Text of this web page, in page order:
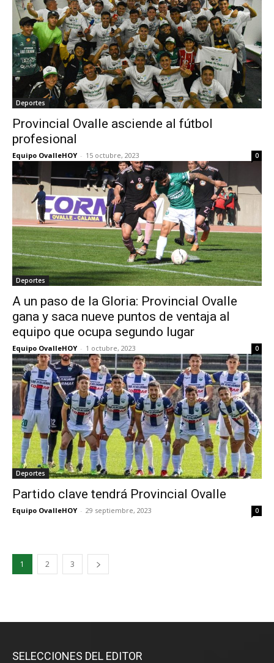
Deportes
Provincial Ovalle asciende al fútbol
profesional
Equipo OvalleHOY - 15 octubre, 2023 0
Deportes
A un paso de la Gloria: Provincial Ovalle
gana y saca nueve puntos de ventaja al
equipo que ocupa segundo lugar
Equipo OvalleHOY - 1 octubre, 2023 0
Deportes
Partido clave tendrá Provincial Ovalle
Equipo OvalleHOY - 29 septiembre, 2023 0
1 2 3
SELECCIONES DEL EDITOR